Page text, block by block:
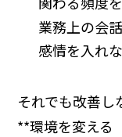
業務上の会
感情を入れ
それでも改善し
**環境を変える